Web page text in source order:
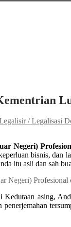
/ Legalisasi
Negeri)
bisnis, dan
itu asli dan sah
Kedutaan asing,